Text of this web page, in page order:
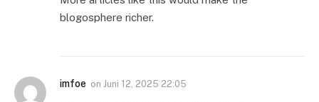
blogosphere richer.
imfoe on Juni 12, 2025 22:05